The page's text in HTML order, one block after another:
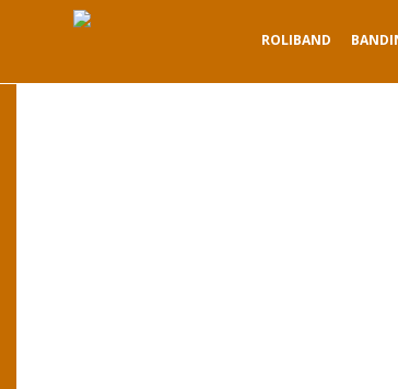
ROLIBAND